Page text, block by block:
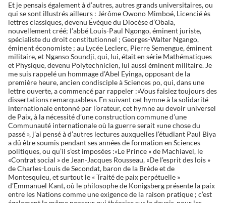
Et je pensais également à d’autres, autres grands universitaires, ou
qui se sont illustrés ailleurs : Jérôme Owono Mimboé, Licencié ès
lettres classiques, devenu Évèque du Diocèse d’Obala,
nouvellement créé; l’abbé Louis-Paul Ngongo, éminent juriste,
spécialiste du droit constitutionnel ; Georges-Walter Ngango,
éminent économiste ; au Lycée Leclerc, Pierre Semengue, éminent
militaire, et Nganso Soundji, qui, lui, était en série Mathématiques
et Physique, devenu Polytechnicien, lui aussi éminent militaire. Je
me suis rappelé un hommage d’Abel Eyinga, opposant de la
première heure, ancien condisciple à Sciences po, qui, dans une
lettre ouverte, a commencé par rappeler :«Vous faisiez toujours des
dissertations remarquables». En suivant cet hymne à la solidarité
internationale entonné par l’orateur, cet hymne au devoir universel
de Paix, à la nécessité d’une construction commune d’une
Communauté internationale où la guerre serait «une chose du
passé », j’ai pensé à d’autres lectures auxquelles l’étudiant Paul Biya
a dû être soumis pendant ses années de formation en Sciences
politiques, ou qu’il s’est imposées :«Le Prince » de Machiavel, le
«Contrat social » de Jean-Jacques Rousseau, «De l’esprit des lois »
de Charles-Louis de Secondat, baron de la Brède et de
Montesquieu, et surtout le « Traité de paix perpétuelle »
d’Emmanuel Kant, où le philosophe de Konigsberg présente la paix
entre les Nations comme une exigence de la raison pratique ; c’est